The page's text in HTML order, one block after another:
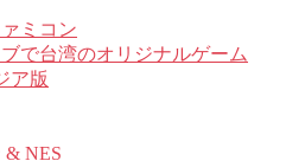
ミコン
で台湾のオリジナルゲーム
ア版
& NES